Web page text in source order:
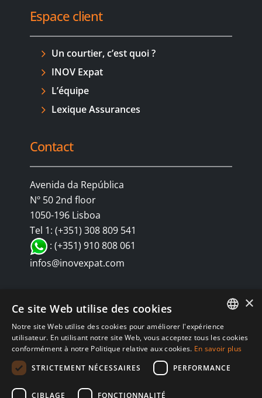
Espace client
Un courtier, c’est quoi ?
INOV Expat
L’équipe
Lexique Assurances
Contact
Avenida da República
Nº 50 2nd floor
1050-196 Lisboa
Tel 1: (+351) 308 809 541
: (+351) 910 808 061
infos@inovexpat.com
© Copyright 2024 INOV é uma corretora de seguros dedicada a
expatriados vivendo em Espanha e Portugal. Aproveite os melhores
seguros de saúde, automóvel, residência, vida, RC, viagens,
FRENCH
SPANISH
×
Ce site Web utilise des cookies
Notre site Web utilise des cookies pour améliorer l'expérience
utilisateur. En utilisant notre site Web, vous acceptez tous les cookies
conformément à notre Politique relative aux cookies. En savoir plus
STRICTEMENT NÉCESSAIRES
PERFORMANCE
CIBLAGE FONCTIONNALITÉ